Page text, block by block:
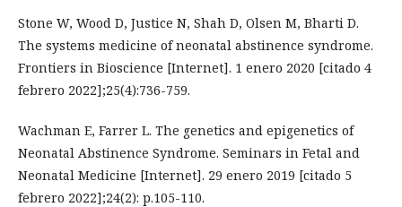
Stone W, Wood D, Justice N, Shah D, Olsen M, Bharti D.
The systems medicine of neonatal abstinence syndrome.
Frontiers in Bioscience [Internet]. 1 enero 2020 [citado 4
febrero 2022];25(4):736-759.
Wachman E, Farrer L. The genetics and epigenetics of
Neonatal Abstinence Syndrome. Seminars in Fetal and
Neonatal Medicine [Internet]. 29 enero 2019 [citado 5
febrero 2022];24(2): p.105-110.